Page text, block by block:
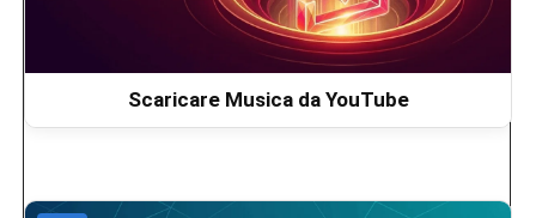
Scaricare Musica da YouTube